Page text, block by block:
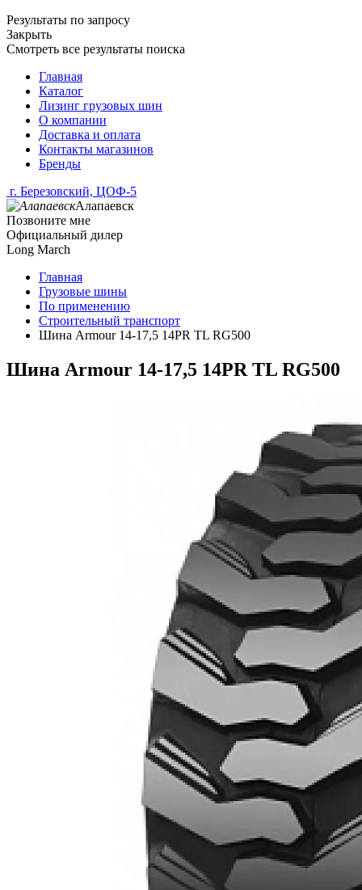
Результаты по запросу
Закрыть
Смотреть все результаты поиска
Главная
Каталог
Лизинг грузовых шин
О компании
Доставка и оплата
Контакты магазинов
Бренды
г. Березовский, ЦОФ-5
Алапаевск
Позвоните мне
Официальный дилер
Long March
Главная
Грузовые шины
По применению
Строительный транспорт
Шина Armour 14-17,5 14PR TL RG500
Шина Armour 14-17,5 14PR TL RG500